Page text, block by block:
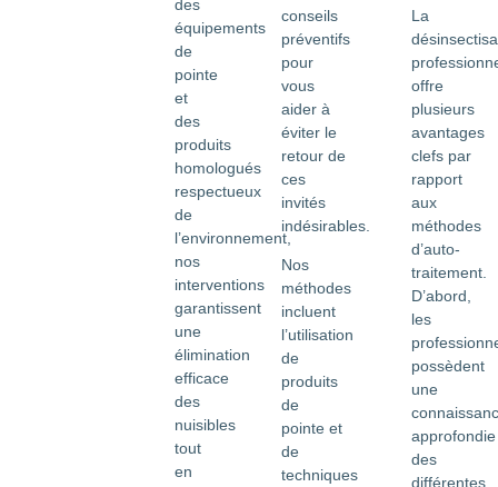
des
équipements
de
pointe
et
des
produits
homologués
respectueux
de
l’environnement,
nos
interventions
garantissent
une
élimination
efficace
des
nuisibles
tout
en
conseils
préventifs
pour
vous
aider à
éviter le
retour de
ces
invités
indésirables.
Nos
méthodes
incluent
l’utilisation
de
produits
de
pointe et
de
techniques
La
offre
plusieurs
avantages
clefs par
rapport
aux
méthodes
d’auto-
traitement.
D’abord,
les
possèdent
une
approfondie
des
différentes